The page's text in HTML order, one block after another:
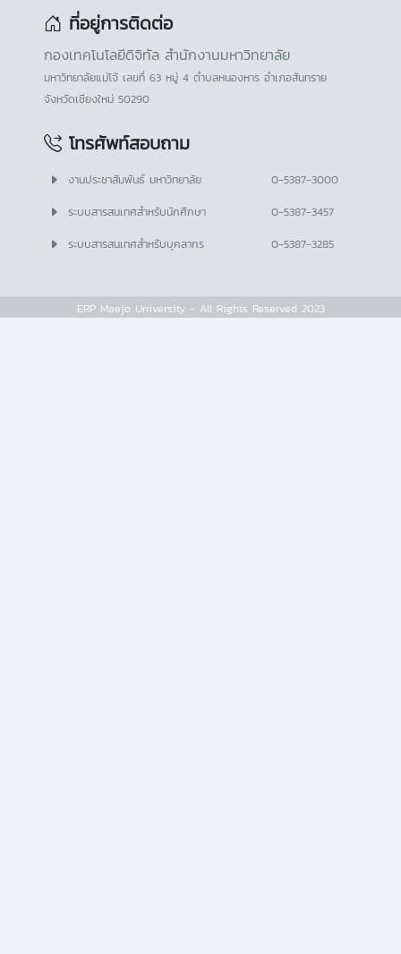
ที่อยู่การติดต่อ
กองเทคโนโลยีดิจิทัล สำนักงานมหาวิทยาลัย
มหาวิทยาลัยแม่โจ้ เลขที่ 63 หมู่ 4 ตำบลหนองหาร อำเภอสันทราย
จังหวัดเชียงใหม่ 50290
โทรศัพท์สอบถาม
งานประชาสัมพันธ์ มหาวิทยาลัย
0-5387-3000
ระบบสารสนเทศสำหรับนักศึกษา
0-5387-3457
ระบบสารสนเทศสำหรับบุคลากร
0-5387-3285
ERP Maejo University - All Rights Reserved 2023